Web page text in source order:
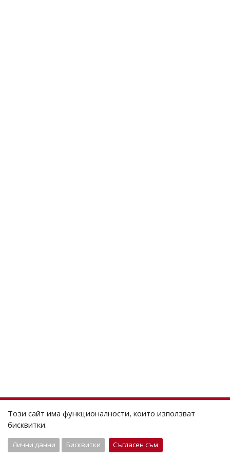
Този сайт има функционалности, които използват
бисквитки.
Лични данни Бисквитки Съгласен съм